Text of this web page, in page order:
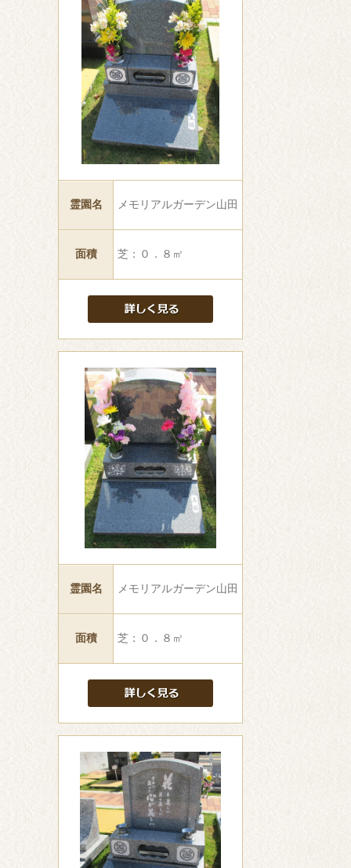
霊園名 メモリアルガーデン山田
面積 芝：０．８㎡
霊園名 メモリアルガーデン山田
面積 芝：０．８㎡